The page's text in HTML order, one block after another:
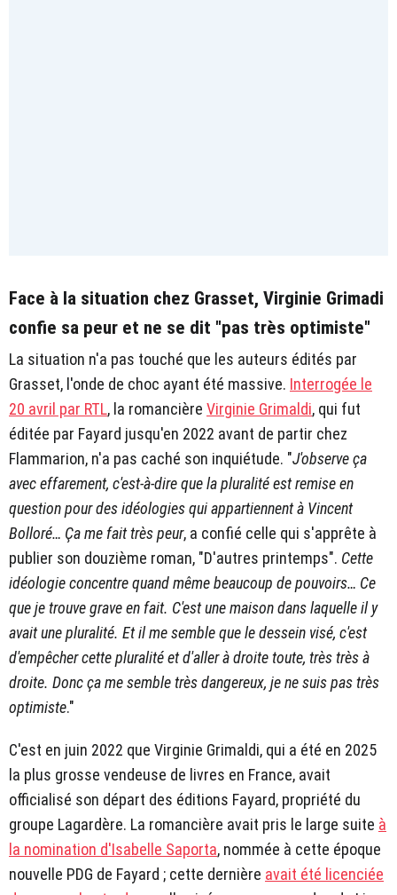
Face à la situation chez Grasset, Virginie Grimadi
confie sa peur et ne se dit "pas très optimiste"
La situation n'a pas touché que les auteurs édités par
Grasset, l'onde de choc ayant été massive. Interrogée le
20 avril par RTL, la romancière Virginie Grimaldi, qui fut
éditée par Fayard jusqu'en 2022 avant de partir chez
Flammarion, n'a pas caché son inquiétude. "J'observe ça
avec effarement, c'est-à-dire que la pluralité est remise en
question pour des idéologies qui appartiennent à Vincent
Bolloré… Ça me fait très peur, a confié celle qui s'apprête à
publier son douzième roman, "D'autres printemps". Cette
idéologie concentre quand même beaucoup de pouvoirs… Ce
que je trouve grave en fait. C'est une maison dans laquelle il y
avait une pluralité. Et il me semble que le dessein visé, c'est
d'empêcher cette pluralité et d'aller à droite toute, très très à
droite. Donc ça me semble très dangereux, je ne suis pas très
optimiste."
C'est en juin 2022 que Virginie Grimaldi, qui a été en 2025
la plus grosse vendeuse de livres en France, avait
officialisé son départ des éditions Fayard, propriété du
groupe Lagardère. La romancière avait pris le large suite à
la nomination d'Isabelle Saporta, nommée à cette époque
nouvelle PDG de Fayard ; cette dernière avait été licenciée